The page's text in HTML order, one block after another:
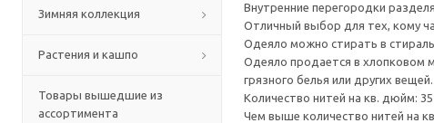
Зимняя коллекция
Растения и кашпо
Товары вышедшие из
ассортимента
Внутренние перегородки
Отличный выбор для тех, кому
Одеяло можно стирать в
Одеяло продается в хлопковом
грязного белья или других вещей.
Количество нитей на кв. дюйм:
Чем выше количество нитей на